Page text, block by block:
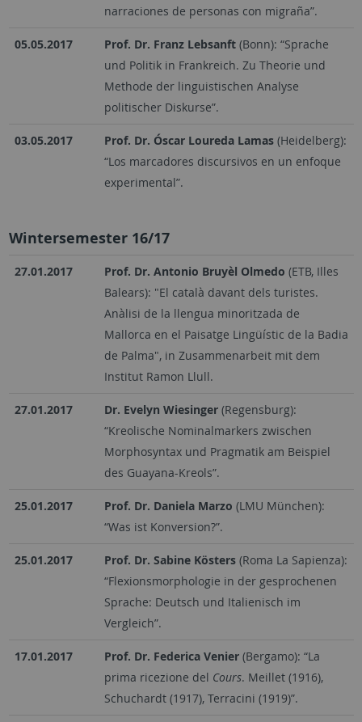
narraciones de personas con migraña”.
05.05.2017 Prof. Dr. Franz Lebsanft(Bonn): “Sprache
und Politik in Frankreich. Zu Theorie und
Methode der linguistischen Analyse
politischer Diskurse”.
03.05.2017 Prof. Dr. Óscar Loureda Lamas(Heidelberg):
“Los marcadores discursivos en un enfoque
experimental”.
Wintersemester 16/17
27.01.2017 Prof. Dr. Antonio Bruyèl Olmedo (ETB, Illes
Balears): "El català davant dels turistes.
Anàlisi de la llengua minoritzada de
Mallorca en el Paisatge Lingüístic de la Badia
de Palma", in Zusammenarbeit mit dem
Institut Ramon Llull.
27.01.2017 Dr. Evelyn Wiesinger(Regensburg):
“Kreolische Nominalmarkers zwischen
Morphosyntax und Pragmatik am Beispiel
des Guayana-Kreols”.
25.01.2017 Prof. Dr. Daniela Marzo (LMU München):
“Was ist Konversion?”.
25.01.2017 Prof. Dr. Sabine Kösters(Roma La Sapienza):
“Flexionsmorphologie in der gesprochenen
Sprache: Deutsch und Italienisch im
Vergleich”.
17.01.2017 Prof. Dr. Federica Venier(Bergamo): “La
prima ricezione del Cours. Meillet (1916),
Schuchardt (1917), Terracini (1919)”.